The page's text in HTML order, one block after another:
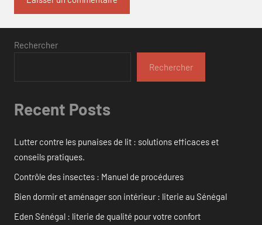
Rechercher
Rechercher
Recent Posts
Lutter contre les punaises de lit : solutions efficaces et
conseils pratiques.
Contrôle des insectes : Manuel de procédures
Bien dormir et aménager son intérieur : literie au Sénégal
Eden Sénégal : literie de qualité pour votre confort